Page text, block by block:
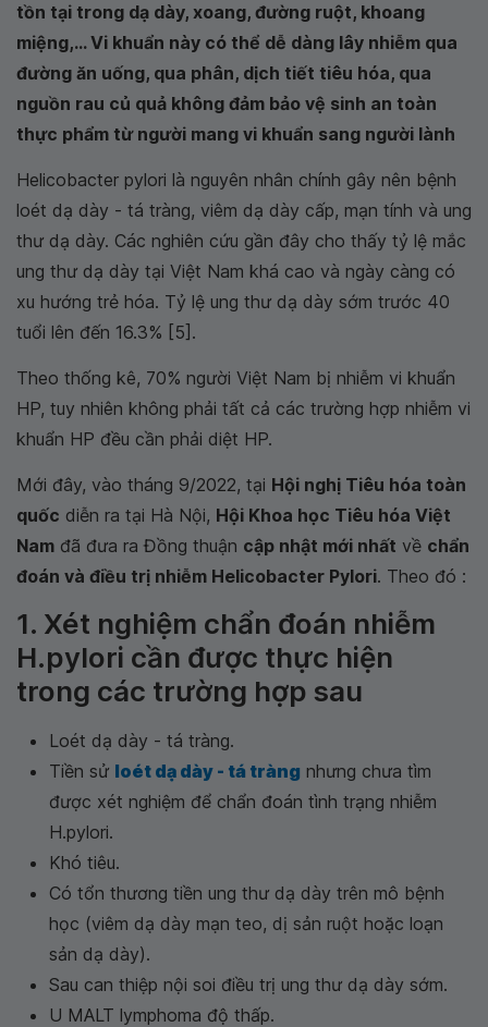
tồn tại trong dạ dày, xoang, đường ruột, khoang
miệng,... Vi khuẩn này có thể dễ dàng lây nhiễm qua
đường ăn uống, qua phân, dịch tiết tiêu hóa, qua
nguồn rau củ quả không đảm bảo vệ sinh an toàn
thực phẩm từ người mang vi khuẩn sang người lành
Helicobacter pylori là nguyên nhân chính gây nên bệnh
loét dạ dày - tá tràng, viêm dạ dày cấp, mạn tính và ung
thư dạ dày. Các nghiên cứu gần đây cho thấy tỷ lệ mắc
ung thư dạ dày tại Việt Nam khá cao và ngày càng có
xu hướng trẻ hóa. Tỷ lệ ung thư dạ dày sớm trước 40
tuổi lên đến 16.3% [5].
Theo thống kê, 70% người Việt Nam bị nhiễm vi khuẩn
HP, tuy nhiên không phải tất cả các trường hợp nhiễm vi
khuẩn HP đều cần phải diệt HP.
Mới đây, vào tháng 9/2022, tại Hội nghị Tiêu hóa toàn
quốc diễn ra tại Hà Nội, Hội Khoa học Tiêu hóa Việt
Nam đã đưa ra Đồng thuận cập nhật mới nhất về chẩn
đoán và điều trị nhiễm Helicobacter Pylori. Theo đó :
1. Xét nghiệm chẩn đoán nhiễm
H.pylori cần được thực hiện
trong các trường hợp sau
Loét dạ dày - tá tràng.
Tiền sử loét dạ dày - tá tràng nhưng chưa tìm
được xét nghiệm để chẩn đoán tình trạng nhiễm
H.pylori.
Khó tiêu.
Có tổn thương tiền ung thư dạ dày trên mô bệnh
học (viêm dạ dày mạn teo, dị sản ruột hoặc loạn
sản dạ dày).
Sau can thiệp nội soi điều trị ung thư dạ dày sớm.
U MALT lymphoma độ thấp.